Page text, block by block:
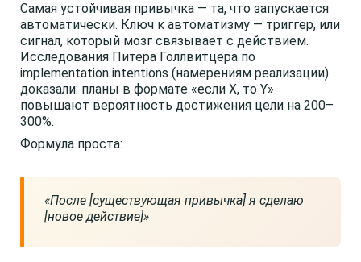
Самая устойчивая привычка — та, что запускается
автоматически. Ключ к автоматизму — триггер, или
сигнал, который мозг связывает с действием.
Исследования Питера Голлвитцера по
implementation intentions (намерениям реализации)
доказали: планы в формате «если X, то Y»
повышают вероятность достижения цели на 200–
300%.
Формула проста:
«После [существующая привычка] я сделаю
[новое действие]»